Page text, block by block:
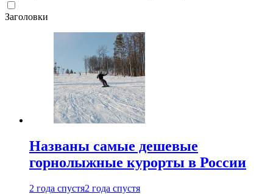
Заголовки
Названы самые дешевые
горнолыжные курорты в России
2 года спустя2 года спустя